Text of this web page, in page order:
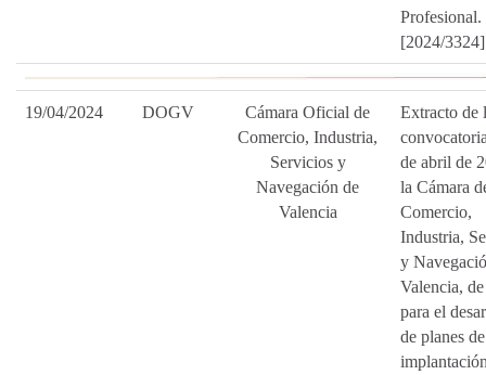
Profesional.
[2024/3324]
19/04/2024 DOGV
Cámara Oficial de
Comercio, Industria,
Servicios y
Navegación de
Valencia
Extracto de
de abril de
la Cámara
Comercio,
Industria,
y
Valencia,
para el
de planes de